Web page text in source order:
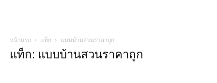
หน้าแรก แท็ก แบบบ้านสวนราคาถูก
แท็ก: แบบบ้านสวนราคาถูก